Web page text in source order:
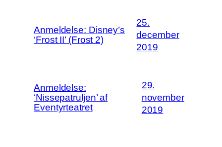
Anmeldelse: Disney’s
‘Frost II’ (Frost 2)
25.
december
2019
Anmeldelse:
‘Nissepatruljen’ af
Eventyrteatret
29.
november
2019